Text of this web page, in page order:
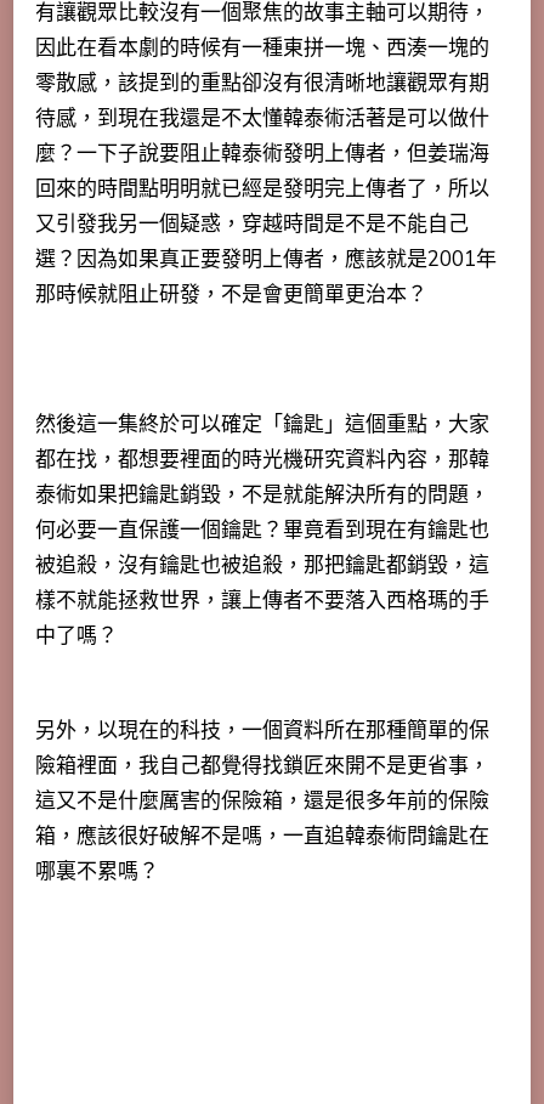
有讓觀眾比較沒有一個聚焦的故事主軸可以期待，
因此在看本劇的時候有一種東拼一塊、西湊一塊的
零散感，該提到的重點卻沒有很清晰地讓觀眾有期
待感，到現在我還是不太懂韓泰術活著是可以做什
麼？一下子說要阻止韓泰術發明上傳者，但姜瑞海
回來的時間點明明就已經是發明完上傳者了，所以
又引發我另一個疑惑，穿越時間是不是不能自己
選？因為如果真正要發明上傳者，應該就是2001年
那時候就阻止研發，不是會更簡單更治本？
然後這一集終於可以確定「鑰匙」這個重點，大家
都在找，都想要裡面的時光機研究資料內容，那韓
泰術如果把鑰匙銷毀，不是就能解決所有的問題，
何必要一直保護一個鑰匙？畢竟看到現在有鑰匙也
被追殺，沒有鑰匙也被追殺，那把鑰匙都銷毀，這
樣不就能拯救世界，讓上傳者不要落入西格瑪的手
中了嗎？
另外，以現在的科技，一個資料所在那種簡單的保
險箱裡面，我自己都覺得找鎖匠來開不是更省事，
這又不是什麼厲害的保險箱，還是很多年前的保險
箱，應該很好破解不是嗎，一直追韓泰術問鑰匙在
哪裏不累嗎？